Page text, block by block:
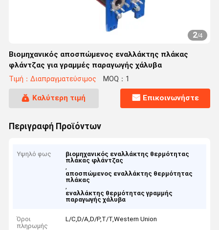
2/4
Βιομηχανικός αποσπώμενος εναλλάκτης πλάκας
φλάντζας για γραμμές παραγωγής χάλυβα
Τιμή：Διαπραγματεύσιμος MOQ：1
Καλύτερη τιμή Επικοινωνήστε
Περιγραφή Προϊόντων
Υψηλό φως
βιομηχανικός εναλλάκτης θερμότητας
πλάκας φλάντζας
,
αποσπώμενος εναλλάκτης θερμότητας
πλάκας
,
εναλλάκτης θερμότητας γραμμής
παραγωγής χάλυβα
Όροι
πληρωμής
L/C,D/A,D/P,T/T,Western Union